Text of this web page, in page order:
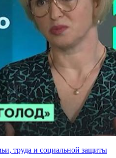
труда и социальной защиты